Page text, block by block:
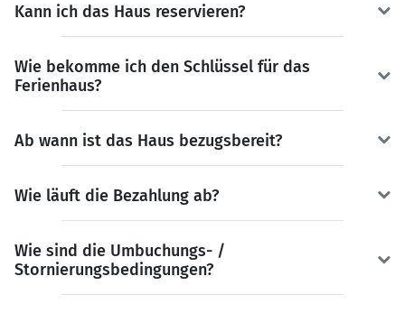
Kann ich das Haus reservieren?
Wie bekomme ich den Schlüssel für das
Ferienhaus?
Ab wann ist das Haus bezugsbereit?
Wie läuft die Bezahlung ab?
Wie sind die Umbuchungs- /
Stornierungsbedingungen?